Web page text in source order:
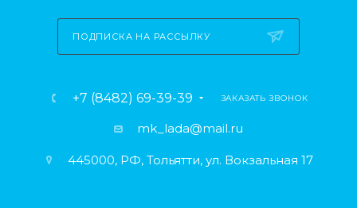
ПОДПИСКА НА РАССЫЛКУ
+7 (8482) 69-39-39 ЗАКАЗАТЬ ЗВОНОК
mk_lada@mail.ru
445000, РФ, Тольятти, ул. Вокзальная 17